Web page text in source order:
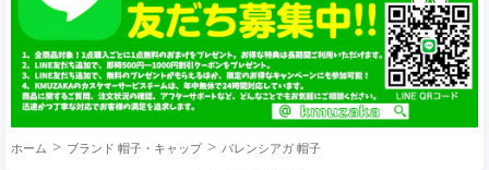
ホーム ブランド 帽子・キャップ バレンシアガ 帽子